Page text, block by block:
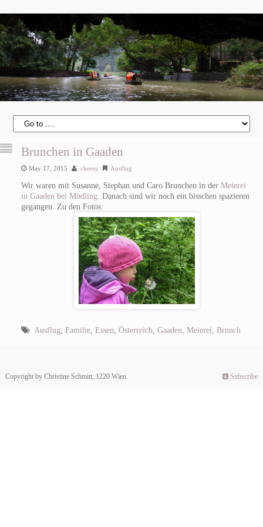
Brunchen in Gaaden
May 17, 2015 cheesy Ausflug
Wir waren mit Susanne, Stephan und Caro Brunchen in der Meierei
in Gaaden bei Mödling . Danach sind wir noch ein bisschen spazieren
gegangen. Zu den Fotos:
Ausflug Familie, Essen Österreich Gaaden Meierei Brunch
Copyright by Christine Schmitt, 1220 Wien. Subscribe